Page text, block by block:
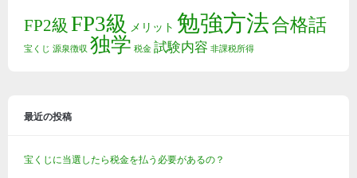
FP2級 FP3級 メリット 勉強方法合格話
宝くじ 源泉徴収 独学 税金 試験内容 非課税所得
最近の投稿
宝くじに当選したら税金を払う必要があるの？